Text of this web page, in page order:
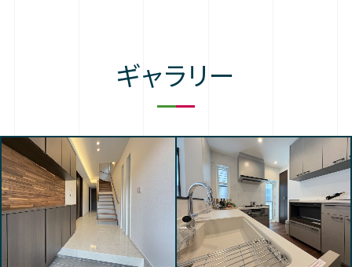
ギャラリー